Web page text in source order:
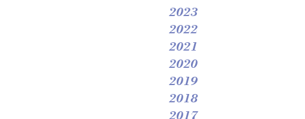
2023
2022
2021
2020
2019
2018
2017